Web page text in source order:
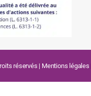
réservés | Mentions légales